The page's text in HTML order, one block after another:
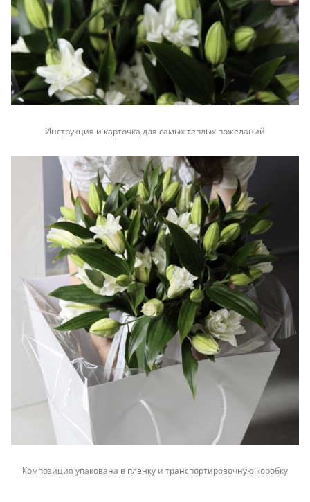
Инструкция и карточка для самых теплых пожеланий
Композиция упакована в пленку и транспортировочную коробку